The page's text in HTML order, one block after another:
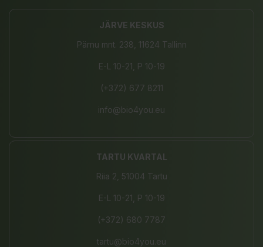
JÄRVE KESKUS
Pärnu mnt. 238, 11624 Tallinn
E-L 10-21, P 10-19
(+372) 677 8211
info@bio4you.eu
TARTU KVARTAL
Riia 2, 51004 Tartu
E-L 10-21, P 10-19
(+372) 680 7787
tartu@bio4you.eu